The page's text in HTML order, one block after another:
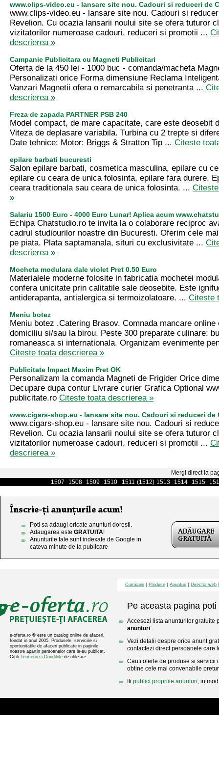
www.clips-video.eu - lansare site nou. Cadouri si reduceri de
www.clips-video.eu - lansare site nou. Cadouri si
Revelion. Cu ocazia lansarii noului site se ofera tuturor
vizitatorilor numeroase cadouri, reduceri si promotii ...
descrierea »
Campanie Publicitara cu Magneti Publicitari
Oferta de la 450 lei - 1000 buc - comanda/macheta
Personalizati orice Forma dimensiune Reclama
Vanzari Magnetii ofera o remarcabila si penetranta ...
descrierea »
Freza de zapada PARTNER PSB 240
Model compact, de mare capacitate, care este deosebit
Viteza de deplasare variabila. Turbina cu 2 trepte si
Date tehnice: Motor: Briggs & Stratton Tip ... Citeste
epilare barbati bucuresti
Salon epilare barbati, cosmetica masculina, epilare cu
epilare cu ceara de unica folosinta, epilare fara durere.
ceara traditionala sau ceara de unica folosinta. ...
»
Salariu 1500 Euro - 4000 Euro Lunar! Aplica acum
Echipa Chatstudio.ro te invita la o colaborare reciproc
cadrul studiourilor noastre din Bucuresti. Oferim cele
pe piata. Plata saptamanala, situri cu exclusivitate ...
descrierea »
Mocheta modulara dale violet Pret 0.50 Euro
Materialele moderne folosite in fabricatia mochetei
confera unicitate prin calitatile sale deosebite. Este
antiderapanta, antialergica si termoizolatoare. ... Citeste
Meniu botez
Meniu botez .Catering Brasov. Comnada mancare
domiciliu si/sau la birou. Peste 300 preparate culinare:
romaneasca si internationala. Organizam evenimente
Citeste toata descrierea »
Publicitate Impact Maxim Pret OK
Personalizam la comanda Magneti de Frigider Orice
Decupare dupa contur Livrare curier Grafica Optional
publicitate.ro Citeste toata descrierea »
www.cigars-shop.eu - lansare site nou. Cadouri si reduceri de
www.cigars-shop.eu - lansare site nou. Cadouri si
Revelion. Cu ocazia lansarii noului site se ofera tuturor
vizitatorilor numeroase cadouri, reduceri si promotii ...
descrierea »
Mergi direct la
1507
1508 1509 1510 1511 (1512) 1513 1514 1515
Poti sa adaugi oricate anunturi doresti.
Adaugarea este GRATUITA!
Anunturile tale sunt indexate de Google in
cateva minute de la publicare
e-oferta.ro ® este un catalog online de afaceri,
fondat in anul 2005. Produsele, serviciile si
oportunitatile de afaceri publicate in paginile
noastre apartin persoanelor care le-au publicat.
Cititi Termenii si Conditiile de utilizare.
Companii Produse Anunturi Director web
Pe aceasta pagina poti
Accesezi lista anunturilor gratuite
anunturi.
Vezi detalii despre orice anunt
contactezi direct persoanele care
Cauti oferte de produse si servicii
obtine cele mai convenabile
Iti publici propriile anunturi, in